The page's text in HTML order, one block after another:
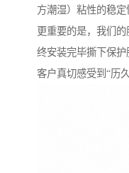
方潮湿）粘性的稳定
更重要的是，我们
终安装完毕撕下保
客户真切感受到“历